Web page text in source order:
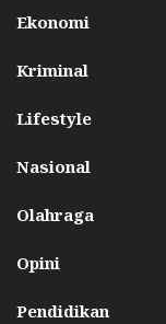
Ekonomi
Kriminal
Lifestyle
Nasional
Olahraga
Opini
Pendidikan